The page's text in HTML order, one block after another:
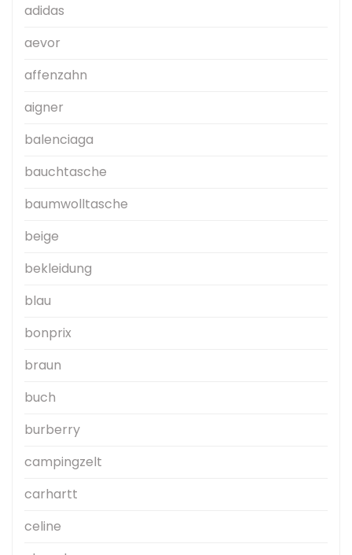
adidas
aevor
affenzahn
aigner
balenciaga
bauchtasche
baumwolltasche
beige
bekleidung
blau
bonprix
braun
buch
burberry
campingzelt
carhartt
celine